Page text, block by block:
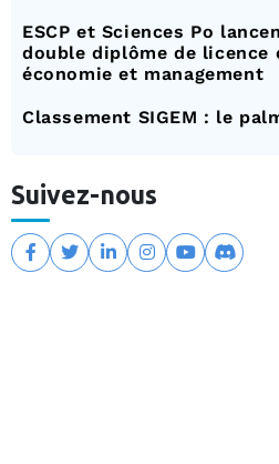
ESCP et Sciences Po
double diplôme de licence
économie et management
Classement SIGEM : le
Suivez-nous